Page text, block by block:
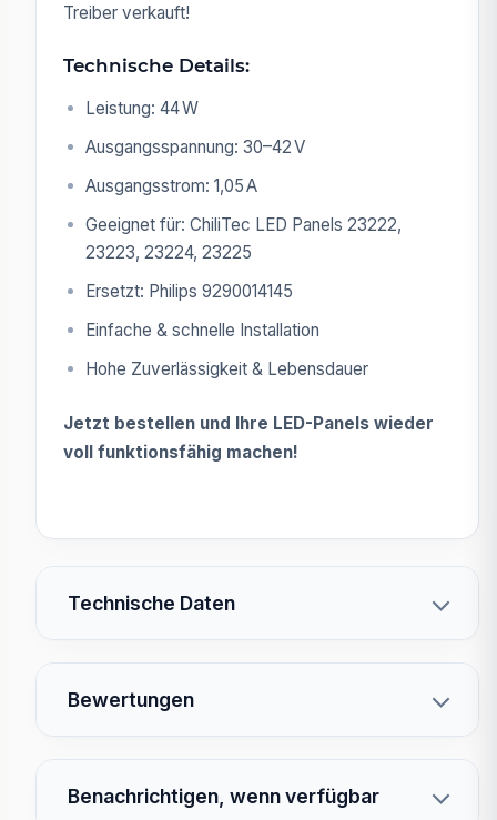
Treiber verkauft!
Technische Details:
Leistung: 44 W
Ausgangsspannung: 30–42 V
Ausgangsstrom: 1,05 A
Geeignet für: ChiliTec LED Panels 23222,
23223, 23224, 23225
Ersetzt: Philips 9290014145
Einfache & schnelle Installation
Hohe Zuverlässigkeit & Lebensdauer
Jetzt bestellen und Ihre LED-Panels wieder
voll funktionsfähig machen!
Technische Daten
Bewertungen
Benachrichtigen, wenn verfügbar